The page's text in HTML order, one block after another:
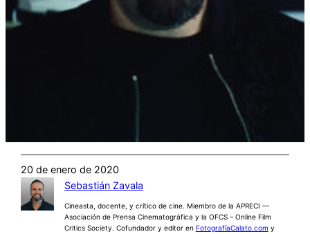
20 de enero de 2020
Sebastián Zavala
Cineasta, docente, y crítico de cine. Miembro de la APRECI —
Asociación de Prensa Cinematográfica y la OFCS – Online Film
Critics Society. Cofundador y editor en FotografíaCalato.com y